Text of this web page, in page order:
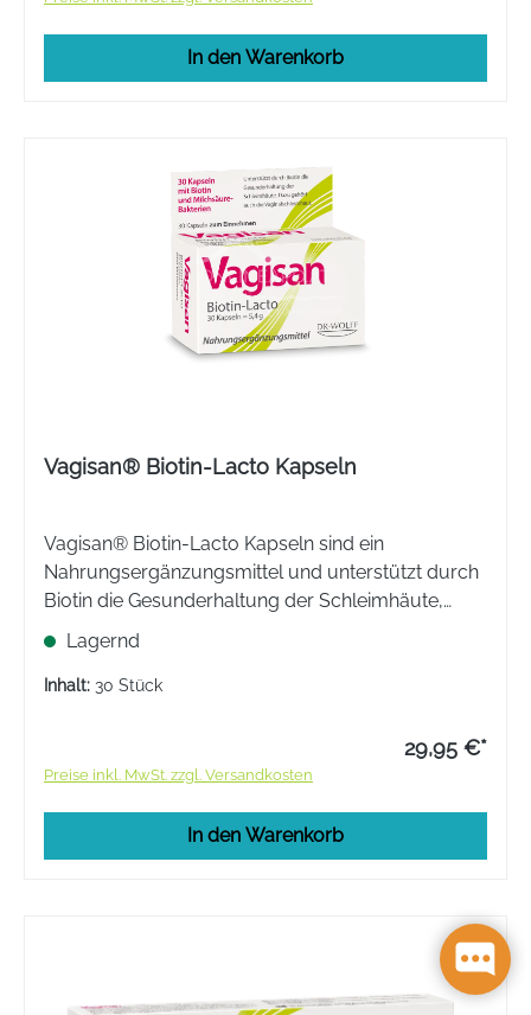
In den Warenkorb
Vagisan® Biotin-Lacto Kapseln
Vagisan® Biotin-Lacto Kapseln sind ein
Nahrungsergänzungsmittel und unterstützt durch
Biotin die Gesunderhaltung der Schleimhäute,
auch der Vaginalschleimhaut. Mit Milchsäure-
Bakterien, um die vorhandene Scheidenflora zu
unterstützen.
Lagernd
Inhalt: 30 Stück
29,95 €*
Preise inkl. MwSt. zzgl. Versandkosten
In den Warenkorb